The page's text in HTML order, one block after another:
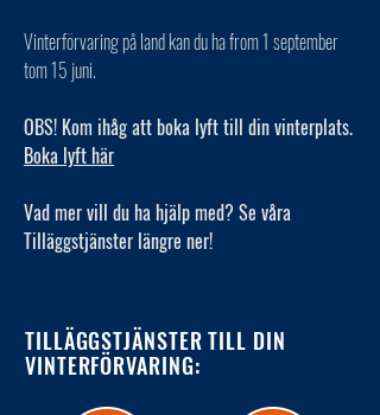
Vinterförvaring på land kan du ha from 1 september
tom 15 juni.
OBS! Kom ihåg att boka lyft till din vinterplats.
Boka lyft här
Vad mer vill du ha hjälp med? Se våra
Tilläggstjänster längre ner!
TILLÄGGSTJÄNSTER TILL DIN
VINTERFÖRVARING: